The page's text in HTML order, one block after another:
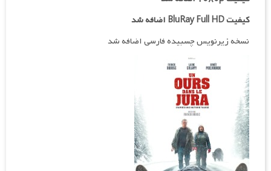
کیفیت BluRay Full HD اضافه شد
نسخه زیرنویس چسبیده فارسی اضافه شد